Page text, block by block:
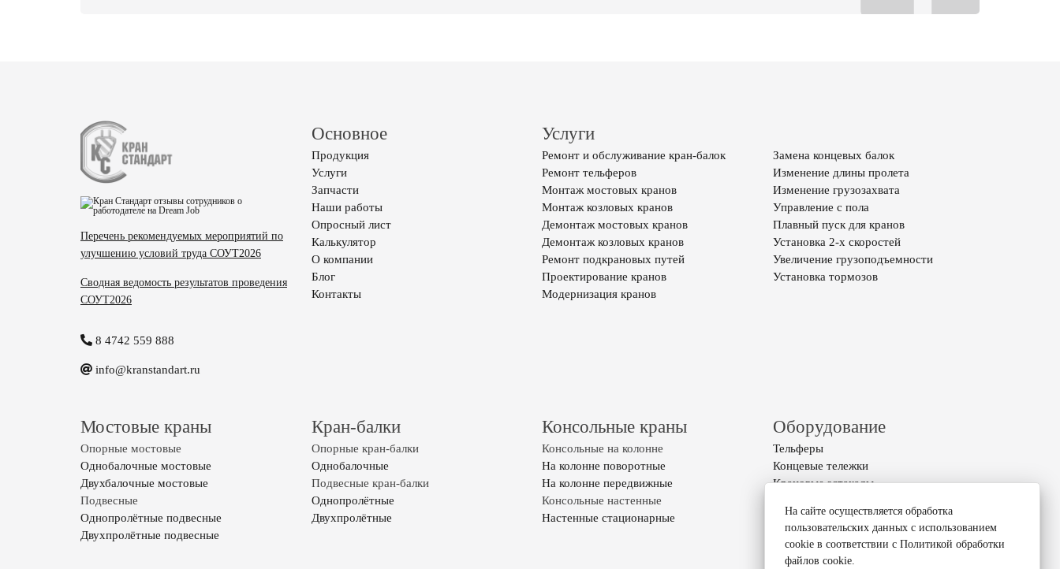
Перечень рекомендуемых мероприятий по
улучшению условий труда СОУТ2026
Сводная ведомость результатов проведения
СОУТ2026
8 4742 559 888
info@kranstandart.ru
Основное
Продукция
Услуги
Запчасти
Наши работы
Опросный лист
Калькулятор
О компании
Блог
Контакты
Услуги
Ремонт и обслуживание кран-балок
Ремонт тельферов
Монтаж мостовых кранов
Монтаж козловых кранов
Демонтаж мостовых кранов
Демонтаж козловых кранов
Ремонт подкрановых путей
Проектирование кранов
Модернизация кранов
Замена концевых балок
Изменение длины пролета
Изменение грузозахвата
Управление с пола
Плавный пуск для кранов
Установка 2-х скоростей
Увеличение грузоподъемности
Установка тормозов
Мостовые краны
Опорные мостовые
Однобалочные мостовые
Двухбалочные мостовые
Подвесные
Однопролётные подвесные
Двухпролётные подвесные
Кран-балки
Опорные кран-балки
Однобалочные
Подвесные кран-балки
Однопролётные
Двухпролётные
Консольные краны
Консольные на колонне
На колонне поворотные
На колонне передвижные
Консольные настенные
Настенные стационарные
Оборудование
Тельферы
Концевые тележки
Крановые эстакады
На сайте осуществляется обработка
пользовательских данных с использованием
cookie в соответствии с Политикой обработки
файлов cookie.